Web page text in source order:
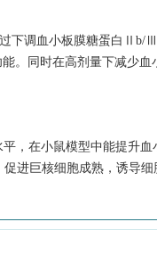
下调血小板膜糖蛋白Ⅱb/
。同时在高剂量下减少血
平，在小鼠模型中能提升
促进巨核细胞成熟，诱导